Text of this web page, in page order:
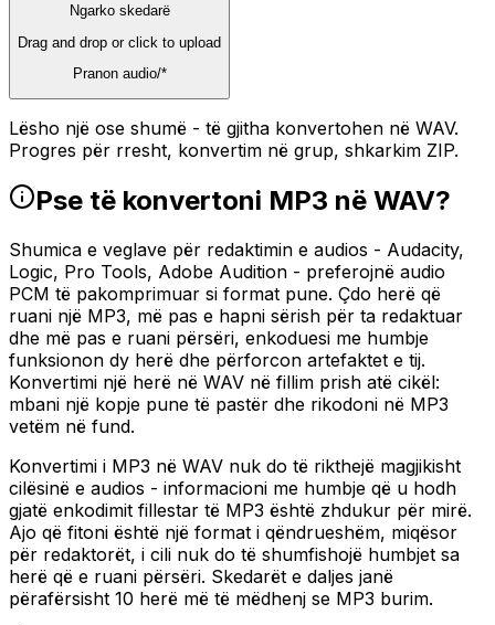
Ngarko skedarë
Drag and drop or click to upload
Pranon audio/*
Lësho një ose shumë - të gjitha konvertohen në WAV.
Progres për rresht, konvertim në grup, shkarkim ZIP.
Pse të konvertoni MP3 në WAV?
Shumica e veglave për redaktimin e audios - Audacity,
Logic, Pro Tools, Adobe Audition - preferojnë audio
PCM të pakomprimuar si format pune. Çdo herë që
ruani një MP3, më pas e hapni sërish për ta redaktuar
dhe më pas e ruani përsëri, enkoduesi me humbje
funksionon dy herë dhe përforcon artefaktet e tij.
Konvertimi një herë në WAV në fillim prish atë cikël:
mbani një kopje pune të pastër dhe rikodoni në MP3
vetëm në fund.
Konvertimi i MP3 në WAV nuk do të rikthejë magjikisht
cilësinë e audios - informacioni me humbje që u hodh
gjatë enkodimit fillestar të MP3 është zhdukur për mirë.
Ajo që fitoni është një format i qëndrueshëm, miqësor
për redaktorët, i cili nuk do të shumfishojë humbjet sa
herë që e ruani përsëri. Skedarët e daljes janë
përafërsisht 10 herë më të mëdhenj se MP3 burim.